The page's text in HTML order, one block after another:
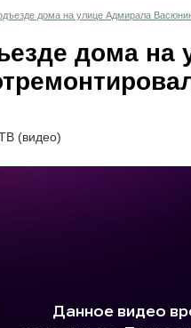
дома на улице Адмирала
дома на
(видео)